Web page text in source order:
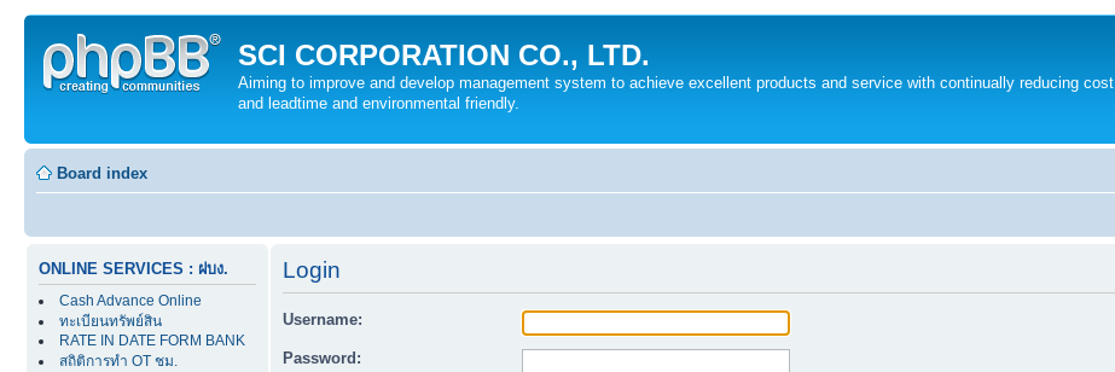
SCI CORPORATION CO., LTD.
Aiming to improve and develop management system to achieve excellent products and service with continually reducing cost
and leadtime and environmental friendly.
Board index
ONLINE SERVICES : ฝบง.
Cash Advance Online
ทะเบียนทรัพย์สิน
RATE IN DATE FORM BANK
สถิติการทำ OT ชม.
Login
Username:
Password: